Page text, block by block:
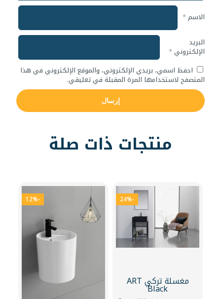
الاسم*
البريد
الإلكتروني*
احفظ اسمي، بريدي الإلكتروني، والموقع الإلكتروني في هذا
المتصفح لاستخدامها المرة المقبلة في تعليقي.
منتجات ذات صلة
-24%
مغسلة تركي ART
Black
-12%